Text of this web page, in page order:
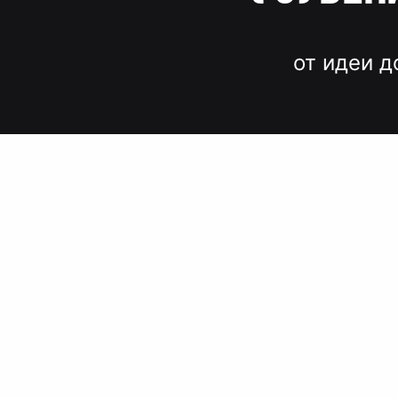
от идеи